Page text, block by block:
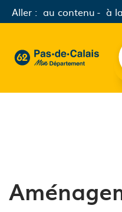
Aller : au contenu à
62 - Pas-de-Calais Mon